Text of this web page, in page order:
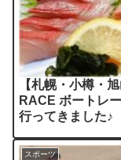
【札幌・小樽・
RACE ボートレ
行ってきました♪
スポーツ